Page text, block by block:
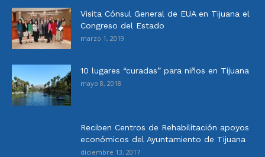
Visita Cónsul General de EUA en Tijuana el
Congreso del Estado
marzo 1, 2019
10 lugares “curadas” para niños en Tijuana
mayo 8, 2018
Reciben Centros de Rehabilitación apoyos
económicos del Ayuntamiento de Tijuana
diciembre 13, 2017